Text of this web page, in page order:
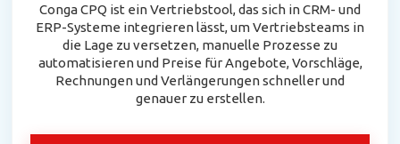
Conga CPQ ist ein Vertriebstool, das sich in CRM- und
ERP-Systeme integrieren lässt, um Vertriebsteams in
die Lage zu versetzen, manuelle Prozesse zu
automatisieren und Preise für Angebote, Vorschläge,
Rechnungen und Verlängerungen schneller und
genauer zu erstellen.